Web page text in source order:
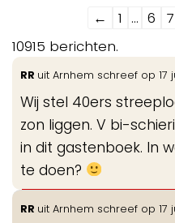
Navigatie
door
de
lijst
← 1 ... 6 7
10915 berichten.
RR uit Arnhem schreef op 17
Wij stel 40ers
zon liggen. V bi-
in dit gastenboek. In
te doen?
RR uit Arnhem schreef op 17